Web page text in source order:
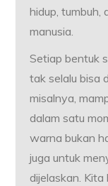
hidup, tumbuh,
manusia.
Setiap bentuk
tak selalu bisa
misalnya,
dalam satu
warna bukan
juga untuk
dijelaskan.